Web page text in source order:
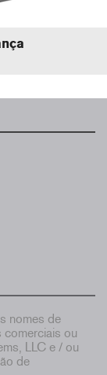
nomes de
ou
LLC e / ou
de